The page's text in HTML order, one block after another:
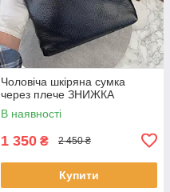
Чоловіча шкіряна сумка
через плече ЗНИЖКА
В наявності
1 350 ₴ 2 450 ₴
Купити